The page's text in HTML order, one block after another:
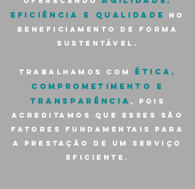
eficiência e qualidade
no
beneficiamento de forma
sustentável.
Trabalhamos com ética,
comprometimento e
transparência, pois
acreditamos que esses são
fatores fundamentais para
a prestação de um serviço
eficiente.